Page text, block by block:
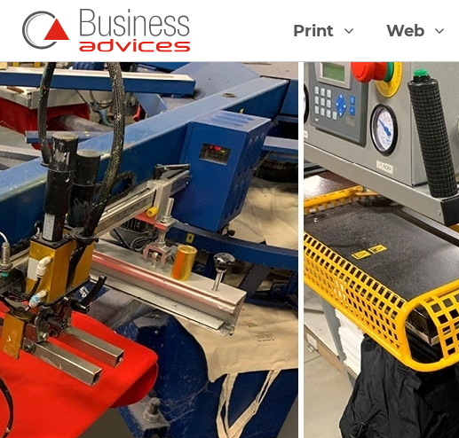
Print Web